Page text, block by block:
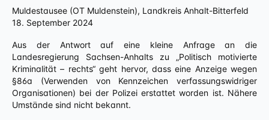
Muldestausee (OT Muldenstein), Landkreis Anhalt-Bitterfeld
18. September 2024
Aus der Antwort auf eine kleine Anfrage an die
Landesregierung Sachsen-Anhalts zu „Politisch motivierte
Kriminalität – rechts“ geht hervor, dass eine Anzeige wegen
§86a (Verwenden von Kennzeichen verfassungswidriger
Organisationen) bei der Polizei erstattet worden ist. Nähere
Umstände sind nicht bekannt.